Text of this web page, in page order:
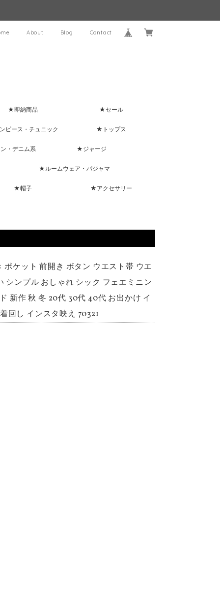
About Blog Contact
★即納商品 ★セール
ピース・チュニック ★トップス
・デニム系 ★ジャージ
★ルームウェア・パジャマ
★帽子 ★アクセサリー
ポケット 前開き ボタン ウエスト帯 ウエ
シンプル おしゃれ シック フェエミニン
新作 秋 冬 20代 30代 40代 お出かけ イ
回し インスタ映え 70321